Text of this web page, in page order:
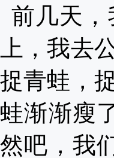
前几天
上，我去
捉青蛙，
蛙渐渐瘦
然吧，我